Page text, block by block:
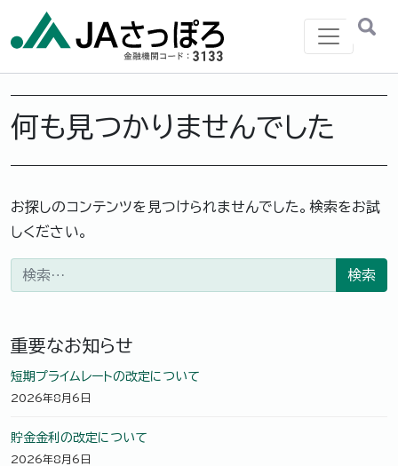
メインナビゲーション
何も見つかりませんでした
お探しのコンテンツを見つけられませんでした。検索をお試
しください。
検索:
重要なお知らせ
短期プライムレートの改定について
2026年8月6日
貯金金利の改定について
2026年8月6日